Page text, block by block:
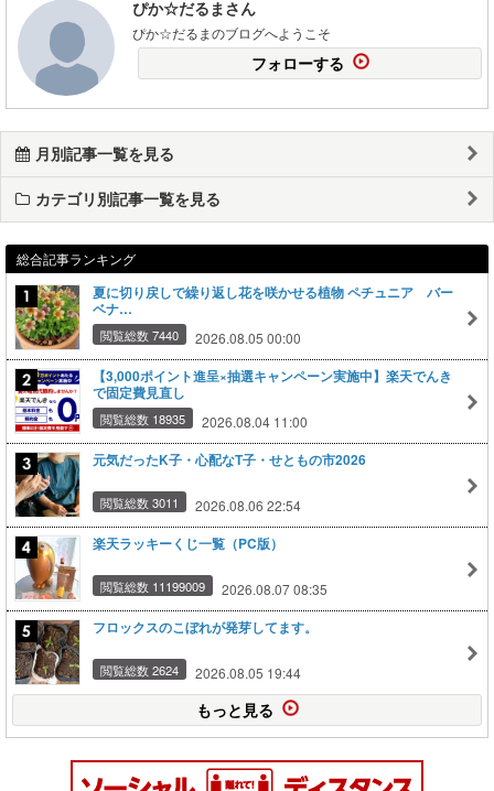
ぴか☆だるまさん
ぴか☆だるまのブログへようこそ
フォローする
月別記事一覧を見る
カテゴリ別記事一覧を見る
総合記事ランキング
夏に切り戻しで繰り返し花を咲かせる植物 ペチュニア バー
ベナ…
閲覧総数 7440 2026.08.05 00:00
【3,000ポイント進呈×抽選キャンペーン実施中】楽天でんき
で固定費見直し
閲覧総数 18935 2026.08.04 11:00
元気だったK子・心配なT子・せともの市2026
閲覧総数 3011 2026.08.06 22:54
楽天ラッキーくじ一覧（PC版）
閲覧総数 11199009 2026.08.07 08:35
フロックスのこぼれが発芽してます。
閲覧総数 2624 2026.08.05 19:44
もっと見る